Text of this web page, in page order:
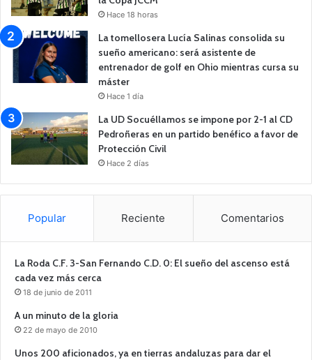
Hace 18 horas
La tomellosera Lucía Salinas consolida su
sueño americano: será asistente de
entrenador de golf en Ohio mientras cursa su
máster
Hace 1 día
La UD Socuéllamos se impone por 2-1 al CD
Pedroñeras en un partido benéfico a favor de
Protección Civil
Hace 2 días
Popular Reciente Comentarios
La Roda C.F. 3-San Fernando C.D. 0: El sueño del ascenso está
cada vez más cerca
18 de junio de 2011
A un minuto de la gloria
22 de mayo de 2010
Unos 200 aficionados, ya en tierras andaluzas para dar el